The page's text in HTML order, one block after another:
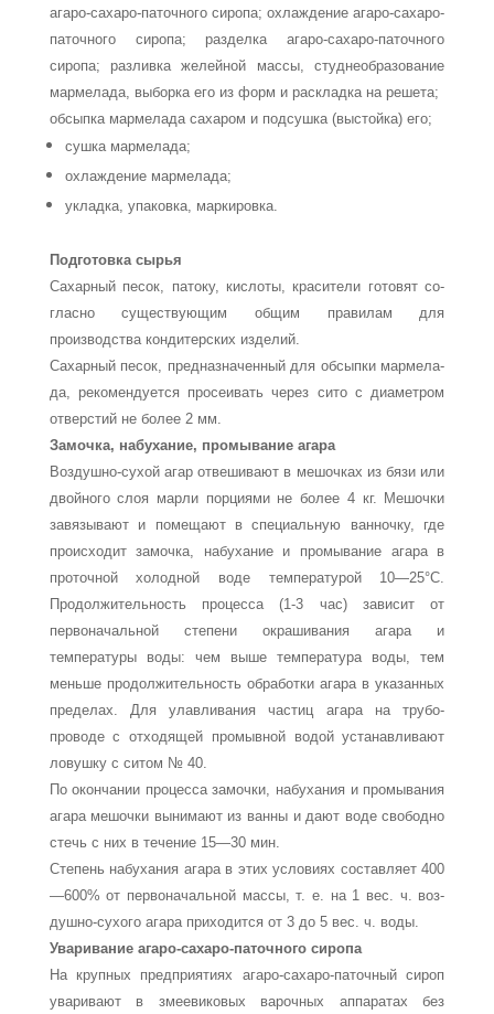
агаро-сахаро-паточного сиропа; охлаждение агаро-сахаро-
паточного сиропа; разделка агаро-сахаро-паточного
сиропа; разливка желейной массы, студнеобразование
мармелада, выборка его из форм и раскладка на решета;
обсыпка мармелада сахаром и подсушка (выстойка) его;
сушка мармелада;
охлаждение мармелада;
укладка, упаковка, маркировка.
Подготовка сырья
Сахарный песок, патоку, кислоты, красители готовят со­
гласно существующим общим правилам для
производства кондитерских изделий.
Сахарный песок, предназначенный для обсыпки мармела­
да, рекомендуется просеивать через сито с диаметром
отвер­стий не более 2 мм.
Замочка, набухание, промывание агара
Воздушно-сухой агар отвешивают в мешочках из бязи или
двойного слоя марли порциями не более 4 кг. Мешочки
завя­зывают и помещают в специальную ванночку, где
происхо­дит замочка, набухание и промывание агара в
проточной хо­лодной воде температурой 10—25°С.
Продолжительность про­цесса (1-3 час) зависит от
первоначальной степени окра­шивания агара и
температуры воды: чем выше температура воды, тем
меньше продолжительность обработки агара в ука­занных
пределах. Для улавливания частиц агара на трубо­
проводе с отходящей промывной водой устанавливают
ло­вушку с ситом № 40.
По окончании процесса замочки, набухания и промыва­ния
агара мешочки вынимают из ванны и дают воде свобод­но
стечь с них в течение 15—30 мин.
Степень набухания агара в этих условиях составляет 400
—600% от первоначальной массы, т. е. на 1 вес. ч. воз­
душно-сухого агара приходится от 3 до 5 вес. ч. воды.
Уваривание агаро-сахаро-паточного сиропа
На крупных предприятиях агаро-сахаро-паточный сироп
уваривают в змеевиковых варочных аппаратах без